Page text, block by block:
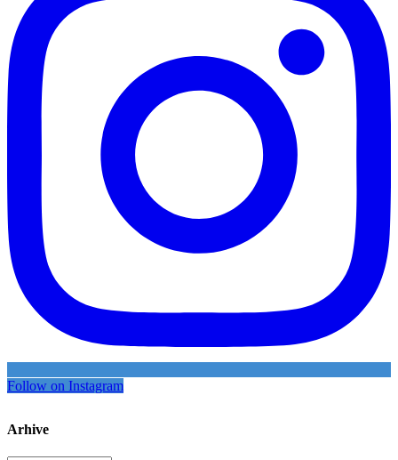
Follow on Instagram
Arhive